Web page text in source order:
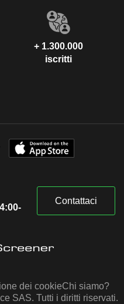
+ 1.300.000
iscritti
Contattaci
dei cookieChi siamo?
SAS. Tutti i diritti riservati.